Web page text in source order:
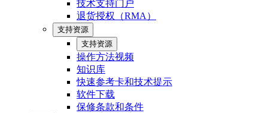
技术支持门户
退货授权（RMA）
支持资源
支持资源
操作方法视频
知识库
快速参考卡和技术提示
软件下载
保修条款和条件